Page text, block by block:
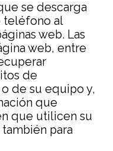
se descarga
teléfono al
web. Las
web, entre
de
de su equipo y,
que
que utilicen su
para